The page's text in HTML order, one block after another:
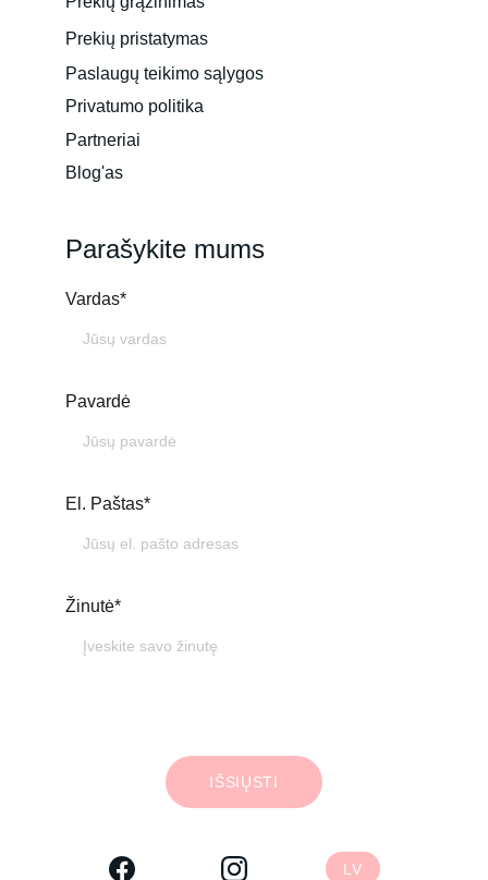
Parašykite mums
Vardas*
Pavardė
El. Paštas*
Žinutė*
IŠSIŲSTI
Paslaugų teikimo sąlygos
Prekių pristatymas
Privatumo politika
LV
Partneriai
Blog'as